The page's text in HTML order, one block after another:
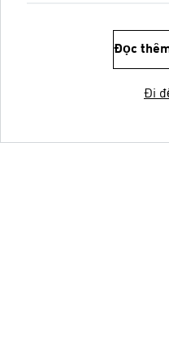
Đọc
Đi